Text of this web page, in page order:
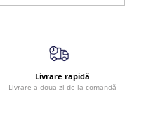
Livrare rapidă
Livrare a doua zi de la comandă